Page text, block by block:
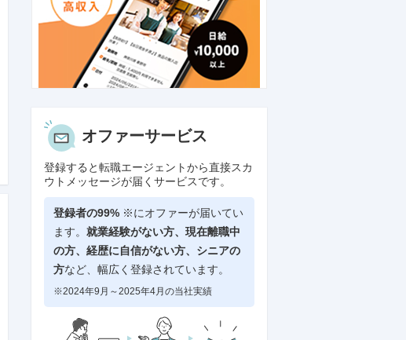
オファーサービス
登録すると転職エージェントから直接スカ
ウトメッセージが届くサービスです。
登録者の99% ※にオファーが届いてい
ます。 就業経験がない方、現在離職中
の方、 経歴に自信がない方、シニアの
方など、幅広く登録されています。
※2024年9月～2025年4月の当社実績